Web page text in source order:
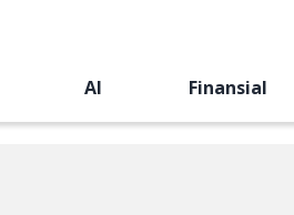
AI Finansial